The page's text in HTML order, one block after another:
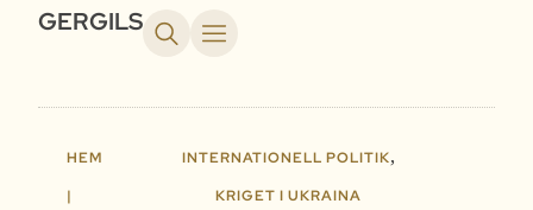
GERGILS
HEM
|
INTERNATIONELL POLITIK,
KRIGET I UKRAINA